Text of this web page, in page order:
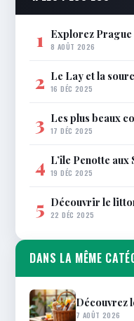
1 Explorez Prague
8 AOÛT 2026
2 Le Lay et la
16 DÉC 2025
3 Les plus beaux
17 DÉC 2025
4 L’île Penotte
19 DÉC 2025
5 Découvrir le
22 DÉC 2025
DANS LA MÊME
Découvrez
7 AOÛT 2026